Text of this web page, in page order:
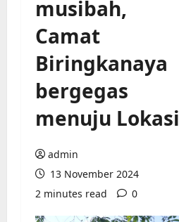
musibah,
Camat
Biringkanaya
bergegas
menuju Lokasi
admin
13 November 2024
2 minutes read
0